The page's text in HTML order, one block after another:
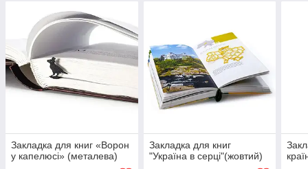
Закладка для книг «Ворон
у капелюсі» (металева)
Закладка для книг
"Україна в серці"(жовтий)